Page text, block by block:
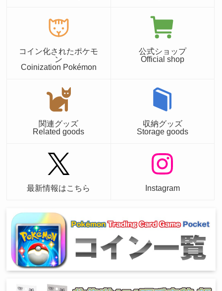
コイン化されたポケモ
ン
Coinization Pokémon
公式ショップ
Official shop
関連グッズ
Related goods
収納グッズ
Storage goods
最新情報はこちら Instagram